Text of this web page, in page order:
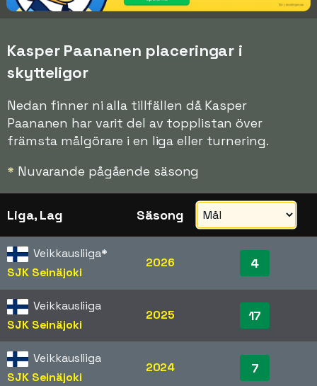
Kasper Paananen placeringar i
skytteligor
Nedan finner ni alla tillfällen då Kasper
Paananen har varit del av topplistan över
främsta målgörare i en liga eller turnering.
* Nuvarande pågående säsong
Liga, Lag Säsong
Veikkausliiga*
SJK Seinäjoki
2026 4
Veikkausliiga
SJK Seinäjoki
2025 17
Veikkausliiga
SJK Seinäjoki
2024 7